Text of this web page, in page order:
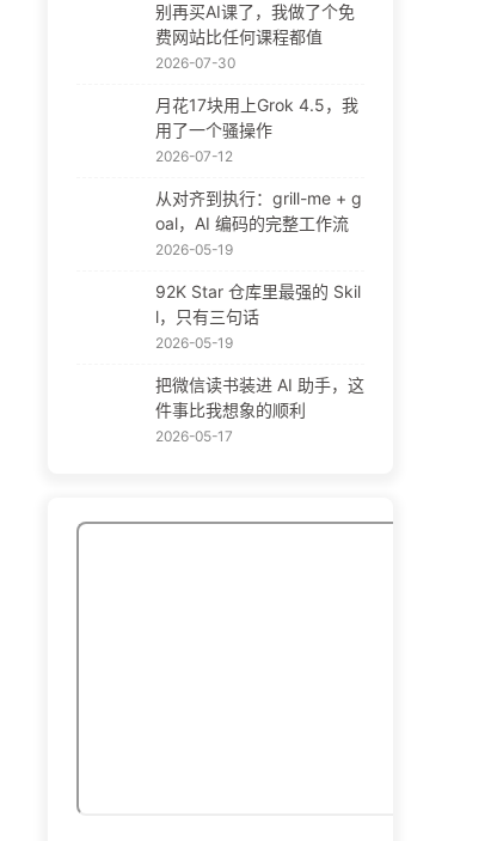
别再买AI课了，我做了个免
费网站比任何课程都值
2026-07-30
月花17块用上Grok 4.5，我
用了一个骚操作
2026-07-12
从对齐到执行：grill-me + g
oal，AI 编码的完整工作流
2026-05-19
92K Star 仓库里最强的 Skil
l，只有三句话
2026-05-19
把微信读书装进 AI 助手，这
件事比我想象的顺利
2026-05-17